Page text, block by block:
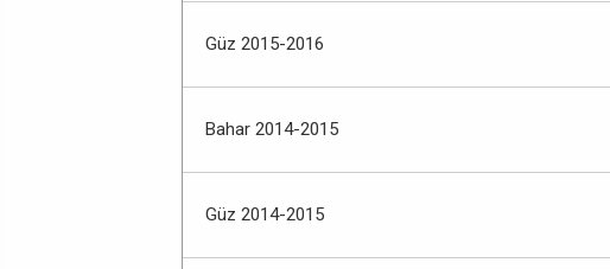
Güz 2015-2016
Bahar 2014-2015
Güz 2014-2015